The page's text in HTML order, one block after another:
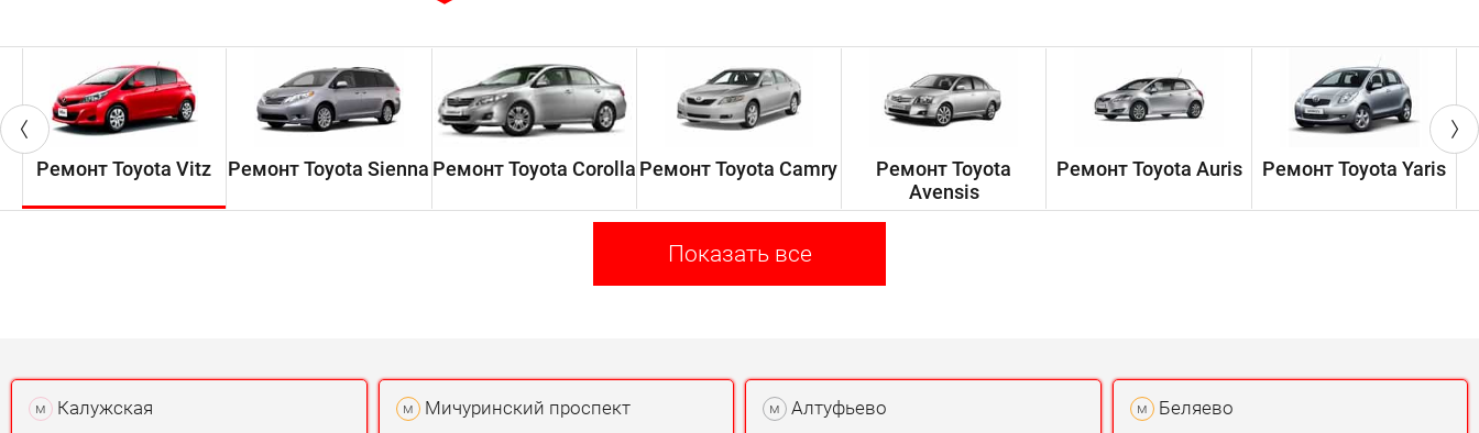
Ремонт Toyota Vitz Ремонт Toyota Sienna Ремонт Toyota Corolla Ремонт Toyota Camry
Ремонт Toyota
Avensis
Ремонт Toyota Auris Ремонт Toyota Yaris
Показать все
м Калужская м Мичуринский проспект м Алтуфьево м Беляево